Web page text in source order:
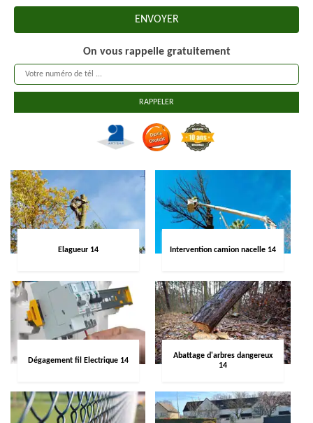
On vous rappelle gratuitement
Elagueur 14 Intervention camion nacelle 14
Dégagement fil Electrique 14
Abattage d'arbres dangereux
14